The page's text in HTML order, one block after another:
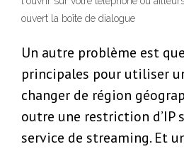
ouvert la boîte de dialogue
Un autre problème est
principales pour utiliser un
changer de région
outre une restriction d’IP
service de streaming. Et